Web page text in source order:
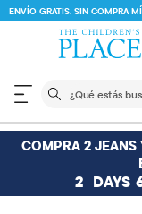
ENVÍO GRATIS. SIN COMPRA
El
COMPRA 2 JEANS
2 DAYS